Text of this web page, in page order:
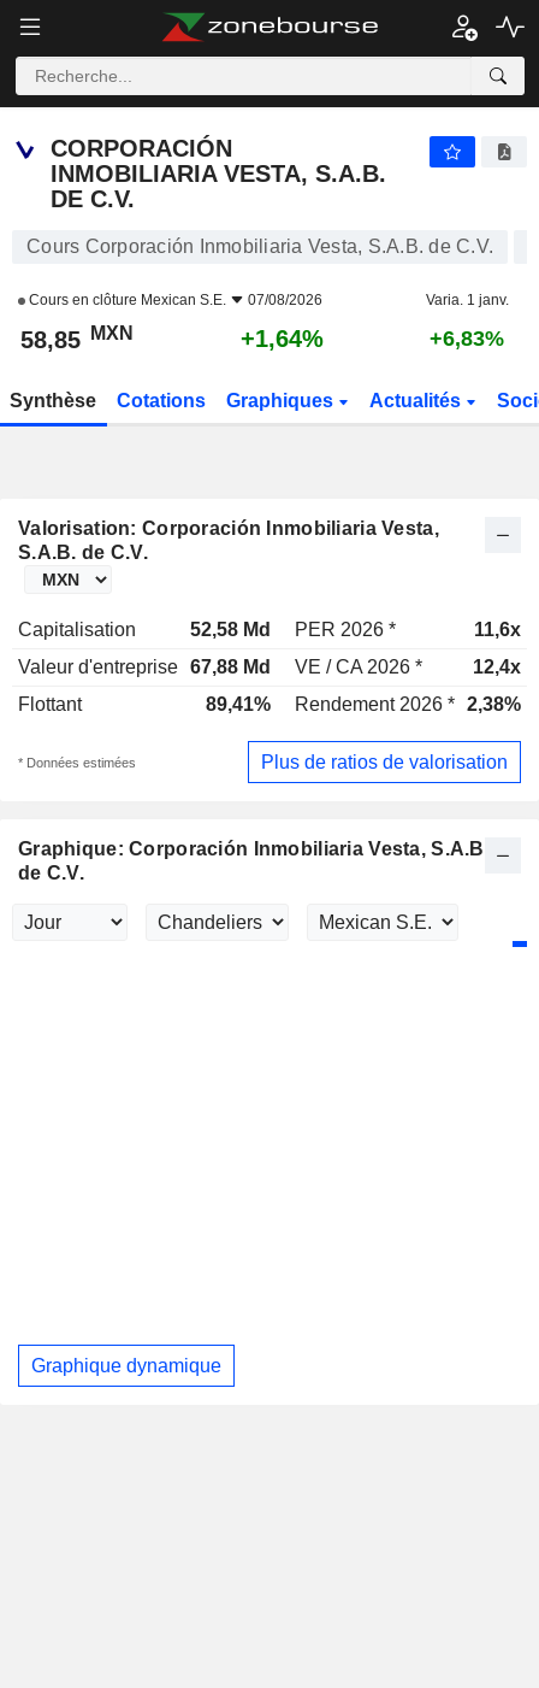
CORPORACIÓN
INMOBILIARIA VESTA, S.A.B.
DE C.V.
Cours Corporación Inmobiliaria Vesta, S.A.B. de C.V.
Cours en clôture Mexican S.E. 07/08/2026 Varia. 1 janv.
58,85 MXN +1,64% +6,83%
Synthèse Cotations Graphiques Actualités
Valorisation: Corporación Inmobiliaria Vesta,
S.A.B. de C.V.
Capitalisation 52,58 Md PER 2026 *
11,6x
Valeur d'entreprise 67,88 Md VE / CA 2026 *
12,4x
Flottant
89,41% Rendement 2026 * 2,38%
* Données estimées Plus de ratios de valorisation
Graphique: Corporación Inmobiliaria Vesta, S.A.B.
de C.V.
Graphique dynamique